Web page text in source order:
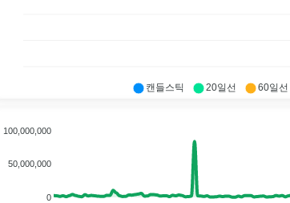
캔들스틱 20일선 60일선
100,000,000
50,000,000
0